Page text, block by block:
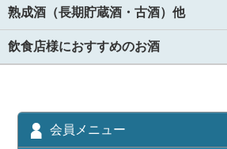
熟成酒（長期貯蔵酒・古酒）他
飲食店様におすすめのお酒
会員メニュー